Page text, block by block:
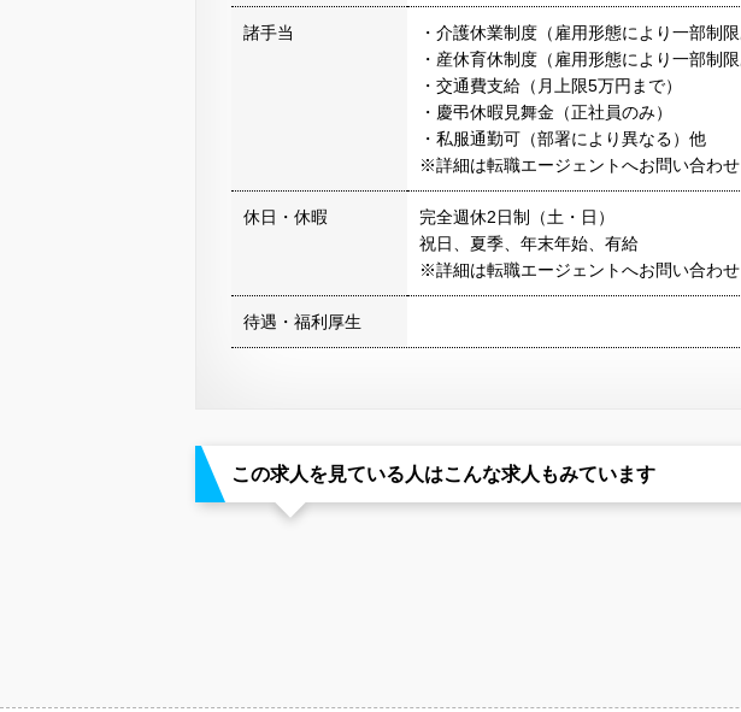
諸手当
・介護休業制度（雇用形態により一部制限
・産休育休制度（雇用形態により一部制限
・交通費支給（月上限5万円まで）
・慶弔休暇見舞金（正社員のみ）
・私服通勤可（部署により異なる）他
※詳細は転職エージェントへお問い合わせ
休日・休暇
完全週休2日制（土・日）
祝日、夏季、年末年始、有給
※詳細は転職エージェントへお問い合わせ
待遇・福利厚生
この求人を見ている人はこんな求人もみています